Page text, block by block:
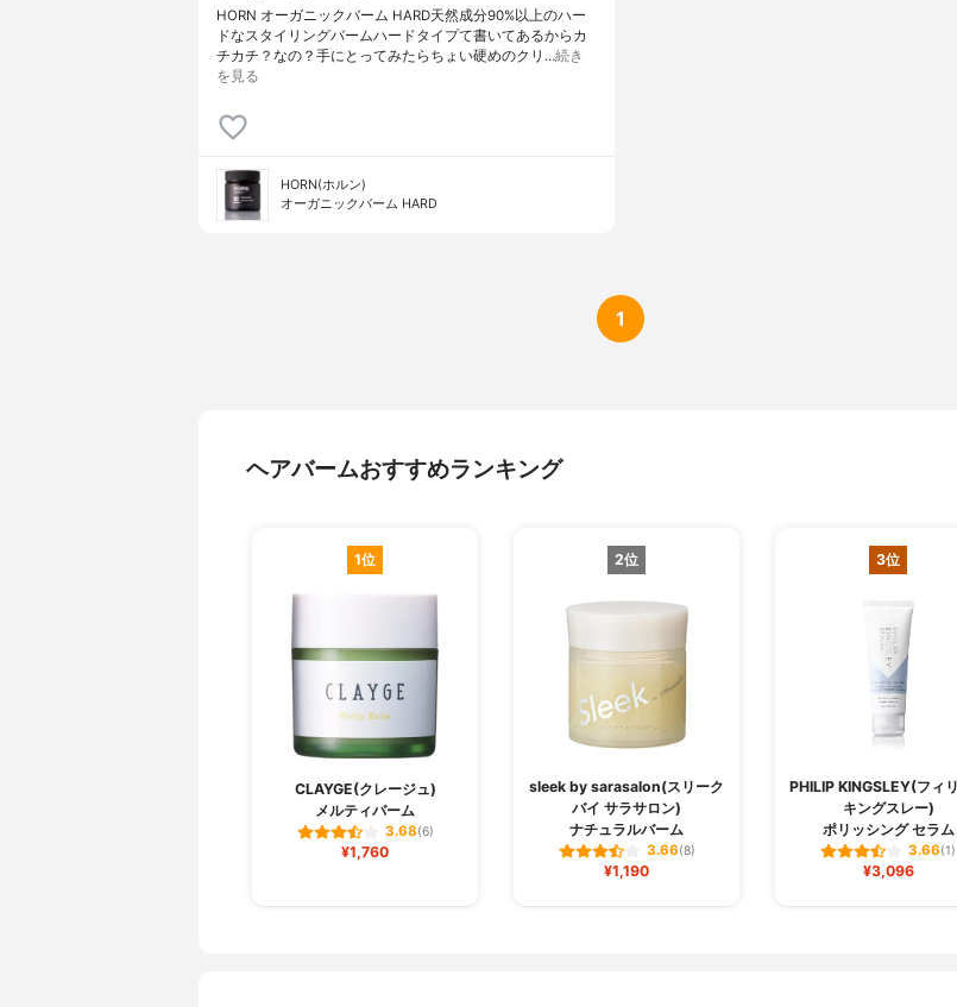
HORN オーガニックバーム HARD天然成分90%以上のハー
ドなスタイリングバームハードタイプて書いてあるからカ
チカチ？なの？手にとってみたらちょい硬めのクリ…続き
を見る
HORN(ホルン)
オーガニックバーム HARD
1
ヘアバームおすすめランキング
1位
CLAYGE(クレージュ)
メルティバーム
3.68(6)
¥1,760
2位
sleek by sarasalon(スリーク
バイ サラサロン)
ナチュラルバーム
3.66(8)
¥1,190
3位
PHILIP KINGSLEY(フィ
キングスレー)
ポリッシング セラム
3.66(1)
¥3,096